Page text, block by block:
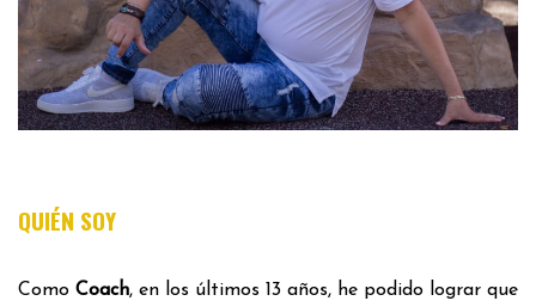
QUIÉN SOY
Como Coach, en los últimos 13 años, he podido lograr que